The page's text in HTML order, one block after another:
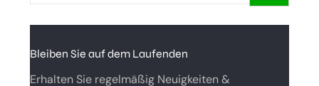
A
R
H
Bleiben Sie auf dem Laufenden
Erhalten Sie regelmäßig Neuigkeiten &